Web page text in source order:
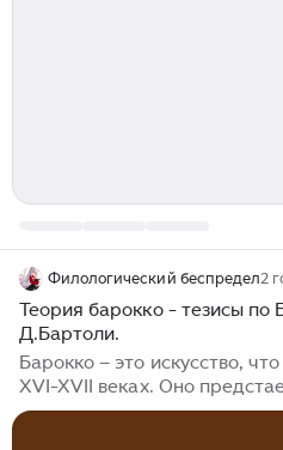
Филологический беспредел2
Теория барокко - тезисы по
Д.Бартоли.
Барокко – это искусство,
XVI-XVII веках. Оно
вниманием к деталям,